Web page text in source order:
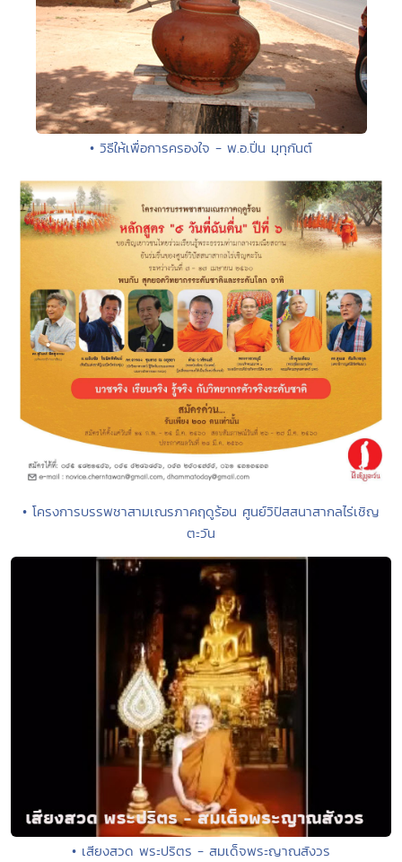
• วิธีให้เพื่อการครองใจ - พ.อ.ปิ่น มุทุกันต์
• โครงการบรรพชาสามเณรภาคฤดูร้อน ศูนย์วิปัสสนาสากลไร่เชิญ
ตะวัน
• เสียงสวด พระปริตร - สมเด็จพระญาณสังวร